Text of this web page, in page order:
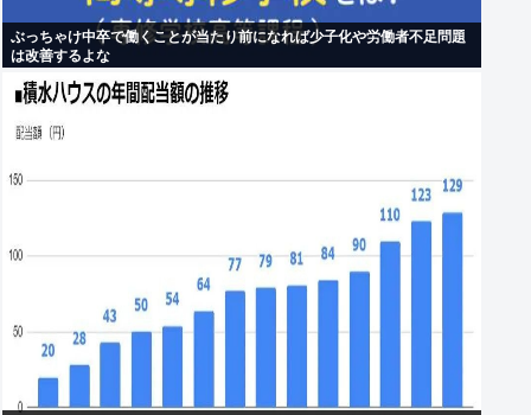
ぶっちゃけ中卒で働くことが当たり前になれば少子化や労働者不足問題
は改善するよな